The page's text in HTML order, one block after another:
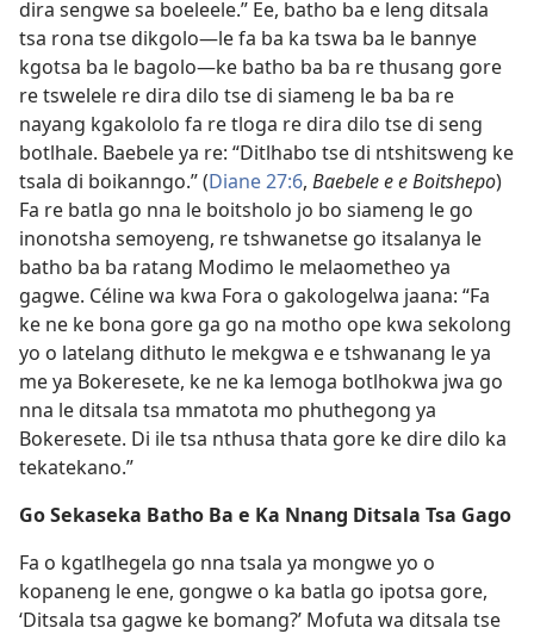
dira sengwe sa boeleele.” Ee, batho ba e leng ditsala
tsa rona tse dikgolo—le fa ba ka tswa ba le bannye
kgotsa ba le bagolo—ke batho ba ba re thusang gore
re tswelele re dira dilo tse di siameng le ba ba re
nayang kgakololo fa re tloga re dira dilo tse di seng
botlhale. Baebele ya re: “Ditlhabo tse di ntshitsweng ke
tsala di boikanngo.” (Diane 27:6, Baebele e e Boitshepo)
Fa re batla go nna le boitsholo jo bo siameng le go
inonotsha semoyeng, re tshwanetse go itsalanya le
batho ba ba ratang Modimo le melaometheo ya
gagwe. Céline wa kwa Fora o gakologelwa jaana: “Fa
ke ne ke bona gore ga go na motho ope kwa sekolong
yo o latelang dithuto le mekgwa e e tshwanang le ya
me ya Bokeresete, ke ne ka lemoga botlhokwa jwa go
nna le ditsala tsa mmatota mo phuthegong ya
Bokeresete. Di ile tsa nthusa thata gore ke dire dilo ka
tekatekano.”
Go Sekaseka Batho Ba e Ka Nnang Ditsala Tsa Gago
Fa o kgatlhegela go nna tsala ya mongwe yo o
kopaneng le ene, gongwe o ka batla go ipotsa gore,
‘Ditsala tsa gagwe ke bomang?’ Mofuta wa ditsala tse